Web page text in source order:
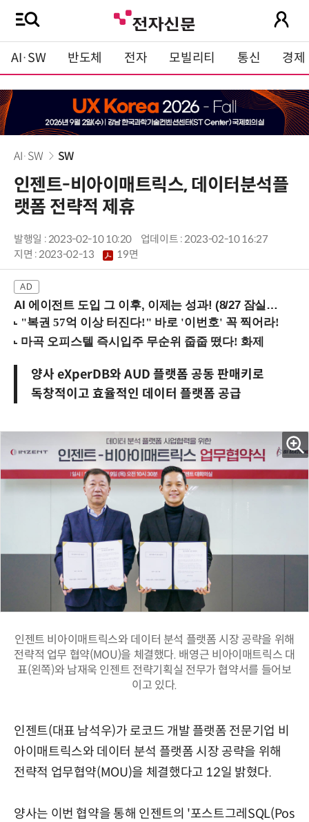
AI·SW 반도체 전자 모빌리티 통신 경제
AI·SW SW
인젠트-비아이매트릭스, 데이터분석플
랫폼 전략적 제휴
발행일 : 2023-02-10 10:20
업데이트 : 2023-02-10 16:27
지면 :2023-02-13 19면
AI 에이전트 도입 그 이후, 이제는 성과! (8/27 잠실역)
양사 eXperDB와 AUD 플랫폼 공동 판매키로
독창적이고 효율적인 데이터 플랫폼 공급
인젠트 비아이매트릭스와 데이터 분석 플랫폼 시장 공략을 위해
전략적 업무 협약(MOU)을 체결했다. 배영근 비아이매트릭스 대
표(왼쪽)와 남재욱 인젠트 전략기획실 전무가 협약서를 들어보
이고 있다.
인젠트(대표 남석우)가 로코드 개발 플랫폼 전문기업 비
아이매트릭스와 데이터 분석 플랫폼 시장 공략을 위해
전략적 업무협약(MOU)을 체결했다고 12일 밝혔다.
양사는 이번 협약을 통해 인젠트의 '포스트그레SQL(Pos